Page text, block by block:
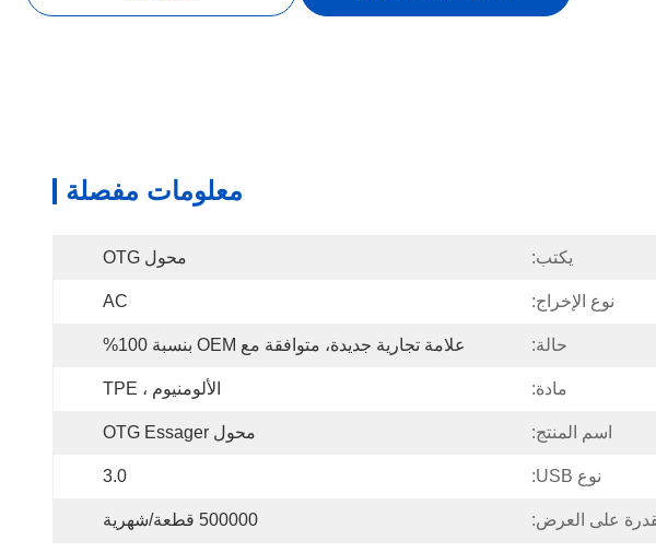
معلومات مفصلة
يكتب: محول OTG
نوع الإخراج: AC
حالة: علامة تجارية جديدة، متوافقة مع OEM بنسبة 100%
مادة: الألومنيوم ، TPE
اسم المنتج: محول OTG Essager
نوع USB: 3.0
على العرض: 500000 قطعة/شهرية